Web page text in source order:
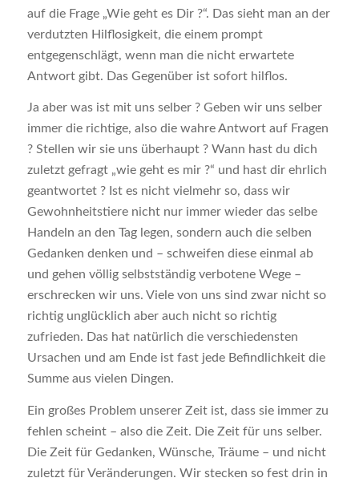
auf die Frage „Wie geht es Dir ?“. Das sieht man an der
verdutzten Hilflosigkeit, die einem prompt
entgegenschlägt, wenn man die nicht erwartete
Antwort gibt. Das Gegenüber ist sofort hilflos.
Ja aber was ist mit uns selber ? Geben wir uns selber
immer die richtige, also die wahre Antwort auf Fragen
? Stellen wir sie uns überhaupt ? Wann hast du dich
zuletzt gefragt „wie geht es mir ?“ und hast dir ehrlich
geantwortet ? Ist es nicht vielmehr so, dass wir
Gewohnheitstiere nicht nur immer wieder das selbe
Handeln an den Tag legen, sondern auch die selben
Gedanken denken und – schweifen diese einmal ab
und gehen völlig selbstständig verbotene Wege –
erschrecken wir uns. Viele von uns sind zwar nicht so
richtig unglücklich aber auch nicht so richtig
zufrieden. Das hat natürlich die verschiedensten
Ursachen und am Ende ist fast jede Befindlichkeit die
Summe aus vielen Dingen.
Ein großes Problem unserer Zeit ist, dass sie immer zu
fehlen scheint – also die Zeit. Die Zeit für uns selber.
Die Zeit für Gedanken, Wünsche, Träume – und nicht
zuletzt für Veränderungen. Wir stecken so fest drin in